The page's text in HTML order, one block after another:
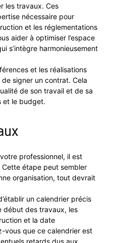
les travaux. Ces
nécessaire pour
et les réglementations
aider à optimiser l’espace
s’intègre harmonieusement
et les réalisations
signer un contrat. Cela
de son travail et de sa
et le budget.
professionnel, il est
étape peut sembler
organisation, tout devrait
un calendrier précis
début des travaux, les
et la date
vous que ce calendrier est